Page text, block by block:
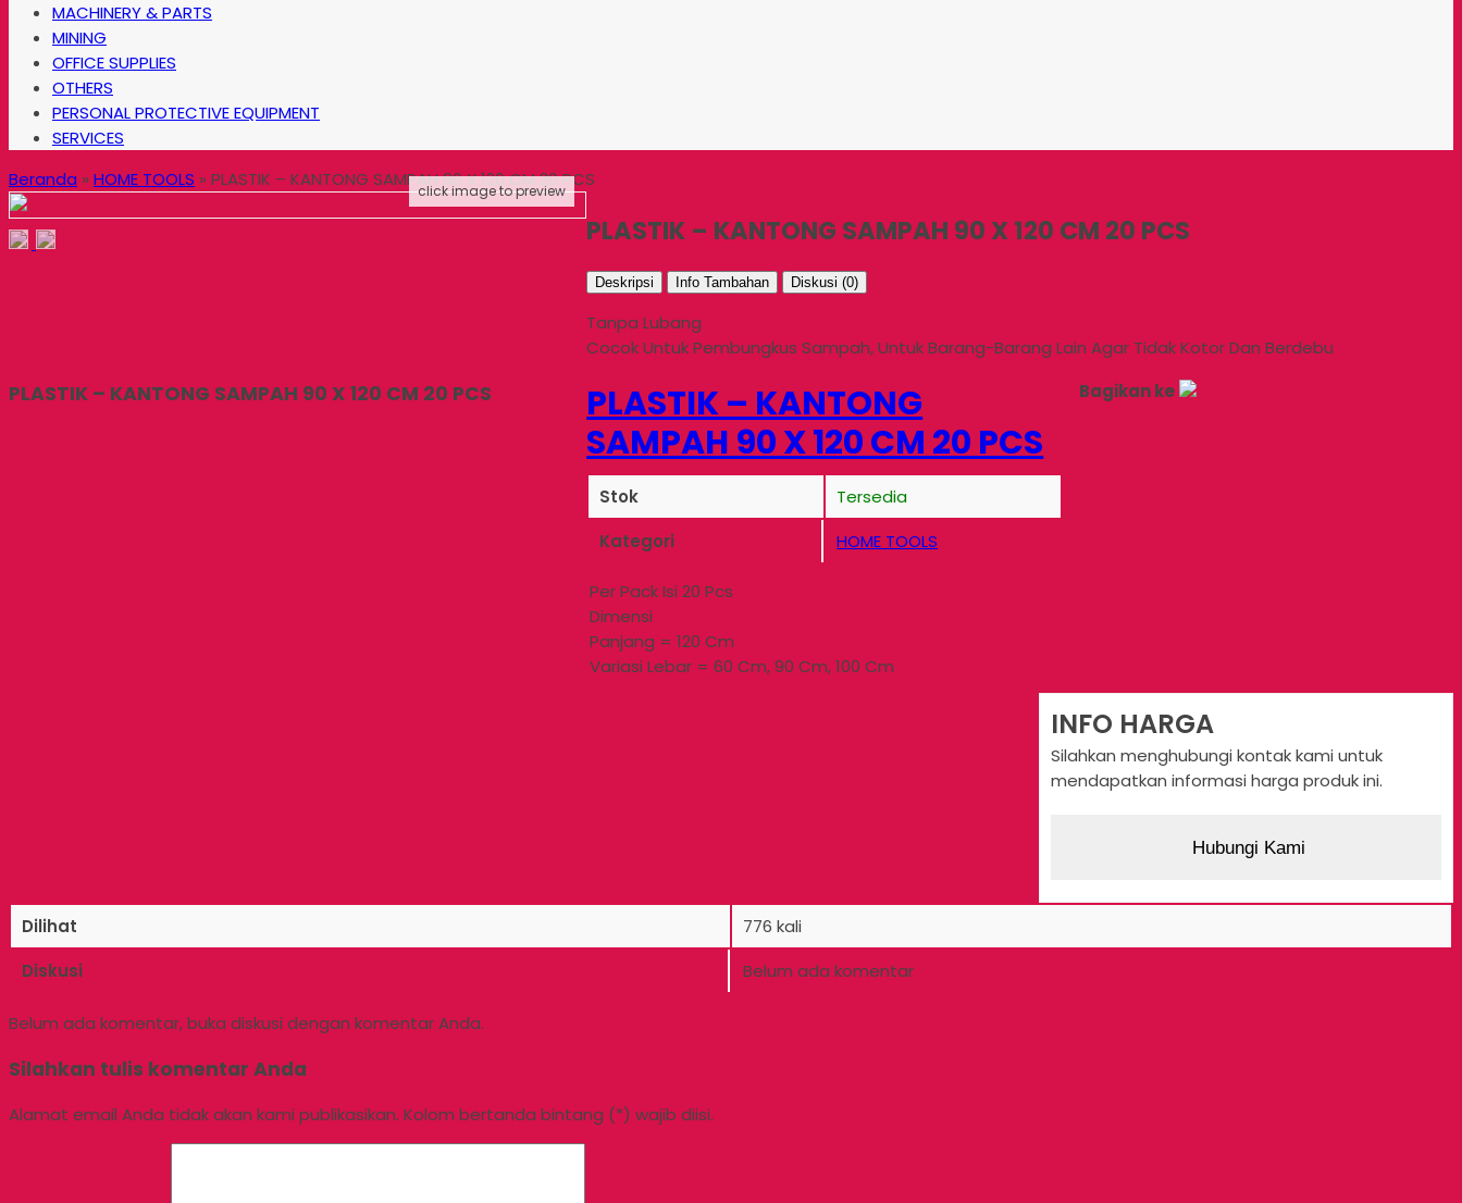
MACHINERY & PARTS
MINING
OFFICE SUPPLIES
OTHERS
PERSONAL PROTECTIVE EQUIPMENT
SERVICES
Beranda » HOME TOOLS » PLASTIK – KANTONG SAMPAH 90 X 120 CM 20 PCS
click image to preview
PLASTIK – KANTONG
SAMPAH 90 X 120 CM 20 PCS
Stok
Tersedia
Kategori
HOME TOOLS
Per Pack Isi 20 Pcs
Dimensi
Panjang = 120 Cm
Variasi Lebar = 60 Cm, 90 Cm, 100 Cm
INFO HARGA
Silahkan menghubungi kontak kami untuk
mendapatkan informasi harga produk ini.
Hubungi Kami
Bagikan ke
PLASTIK – KANTONG SAMPAH 90 X 120 CM 20 PCS
Deskripsi Info Tambahan Diskusi (0)
Tanpa Lubang
Cocok Untuk Pembungkus Sampah, Untuk Barang-Barang Lain Agar Tidak Kotor Dan Berdebu
PLASTIK – KANTONG SAMPAH 90 X 120 CM 20 PCS
Dilihat
776 kali
Diskusi
Belum ada komentar
Belum ada komentar, buka diskusi dengan komentar Anda.
Silahkan tulis komentar Anda
Alamat email Anda tidak akan kami publikasikan. Kolom bertanda bintang (*) wajib diisi.